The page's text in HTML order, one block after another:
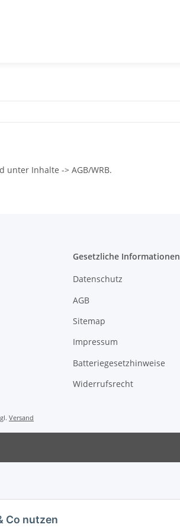
unter Inhalte -> AGB/WRB.
Gesetzliche Informationen
Datenschutz
AGB
Sitemap
Impressum
Batteriegesetzhinweise
Widerrufsrecht
Versand
Co nutzen